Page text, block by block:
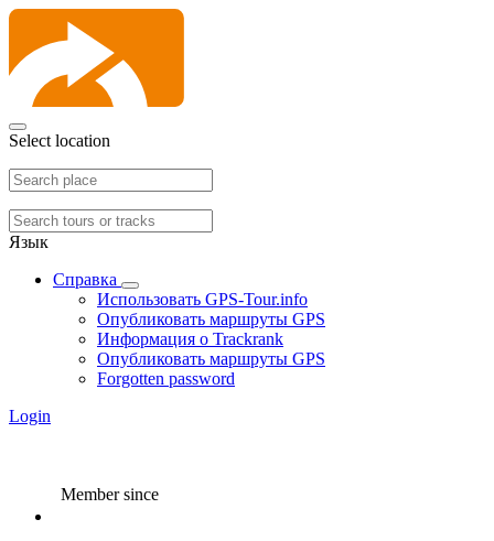
Select location
Язык
Справка
Использовать GPS-Tour.info
Опубликовать маршруты GPS
Информация о Trackrank
Опубликовать маршруты GPS
Forgotten password
Login
Member since